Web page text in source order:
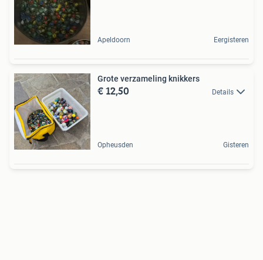
Apeldoorn Eergisteren
Grote verzameling knikkers
€ 12,50 Details
Opheusden Gisteren